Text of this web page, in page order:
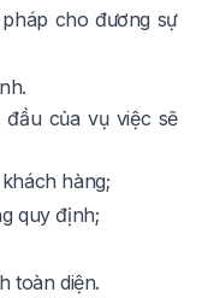
cho đương sự
đầu của vụ việc sẽ
hàng;
quy định;
toàn diện.